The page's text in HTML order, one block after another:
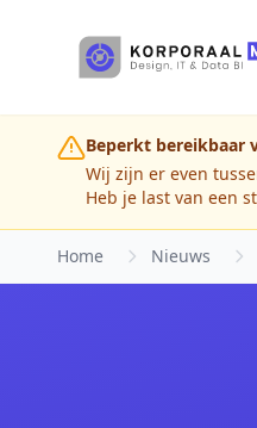
Beperkt bereikbaar
Wij zijn er even
Heb je last van een
Home Nieuws